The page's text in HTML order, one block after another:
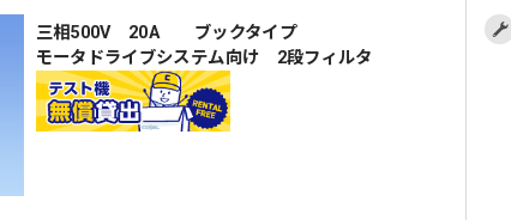
三相500V 20A ブックタイプ
モータドライブシステム向け 2段フィルタ